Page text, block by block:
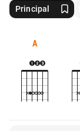
Principal
A